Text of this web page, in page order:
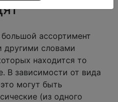
ассортимент
другими словами
находится то
В зависимости от вида
могут быть
(из одного